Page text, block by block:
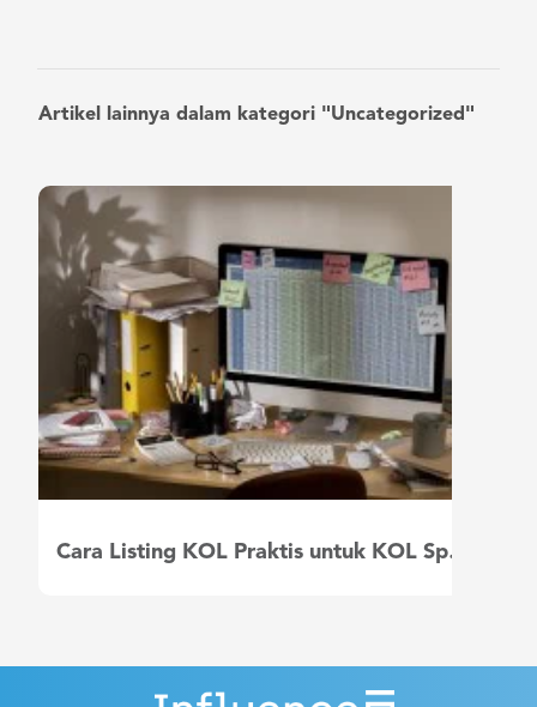
Artikel lainnya dalam kategori "Uncategorized"
Cara Listing KOL Praktis untuk KOL Specialist